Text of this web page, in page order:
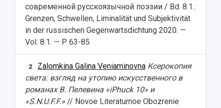
современной русскоязычной поэзии / Bd. 8.1.:
Grenzen, Schwellen, Liminalität und Subjektivität
in der russischen Gegenwartsdichtung 2020. —
Vol. 8.1. — P. 63-85
2 Zalomkina Galina Veniaminovna Ксерокопия
света: взгляд на утопию искусственного в
романах В. Пелевина «iPhuck 10» и
«S.N.U.F.F.» // Novoe Literaturnoe Obozrenie